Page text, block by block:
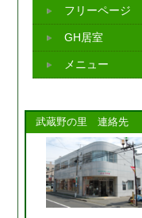
フリーページ
GH居室
メニュー
武蔵野の里 連絡先